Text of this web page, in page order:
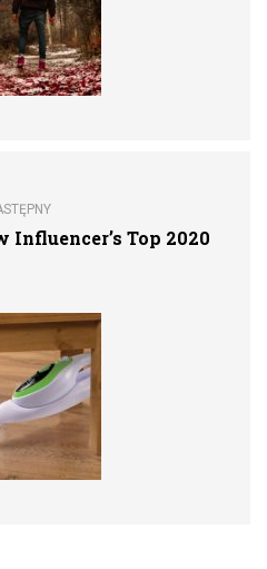
Top 2020